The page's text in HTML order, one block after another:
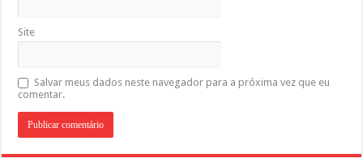
Site
Salvar meus dados neste navegador para a próxima vez que eu
comentar.